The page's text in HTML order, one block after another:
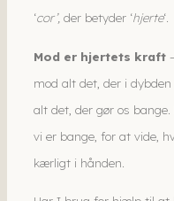
‘cor’, der betyder ‘hjerte‘.
Mod er hjertets kraft
mod alt det, der i
alt det, der gør os
vi er bange, for at vide,
kærligt i hånden.